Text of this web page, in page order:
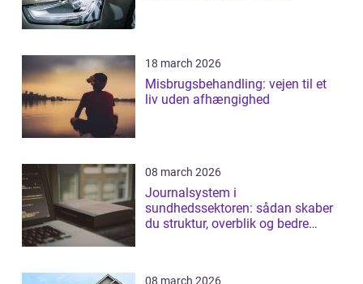
18 march 2026
Misbrugsbehandling: vejen til et
liv uden afhængighed
08 march 2026
Journalsystem i
sundhedssektoren: sådan skaber
du struktur, overblik og bedre
08 march 2026